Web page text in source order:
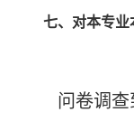
七、对本专业
问卷调